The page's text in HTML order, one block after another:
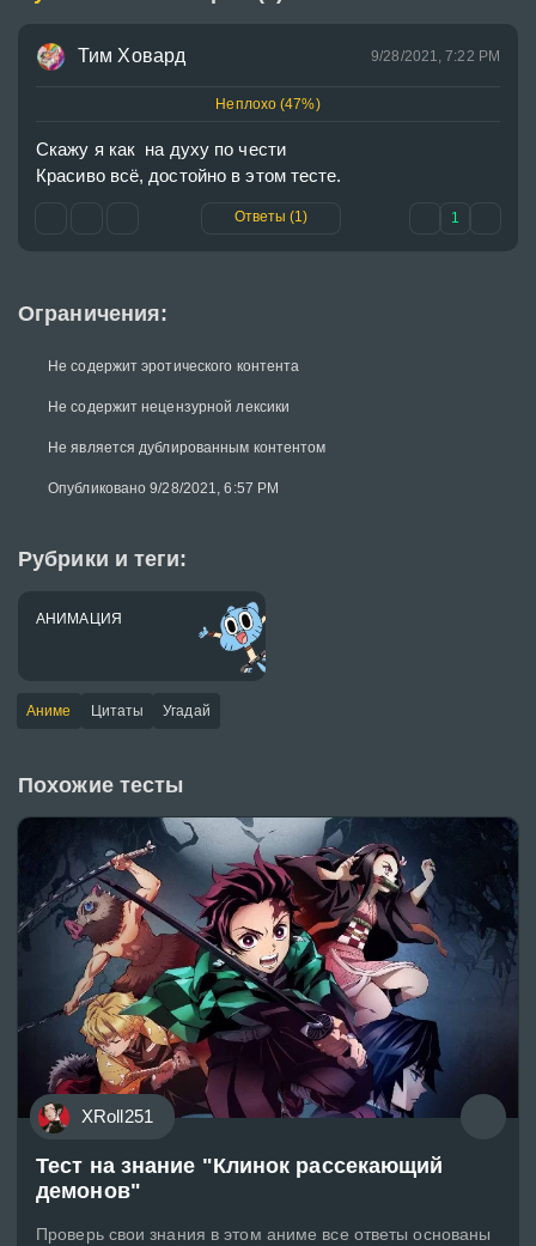
Ограничения:
Не содержит эротического контента
Не содержит нецензурной лексики
Не является дублированным контентом
Опубликовано 9/28/2021, 6:57 PM
Рубрики и теги:
АНИМАЦИЯ
Аниме Цитаты Угадай
Тим Ховард 9/28/2021, 7:22 PM
Неплохо (47%)
Скажу я как  на духу по чести
Красиво всё, достойно в этом тесте.
Ответы (1) 1
Похожие тесты
XRoll251
Тест на знание "Клинок рассекающий
демонов"
Проверь свои знания в этом аниме все ответы основаны